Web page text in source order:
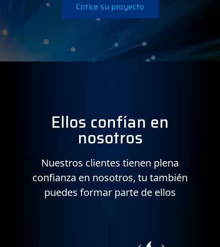
Cotice su proyecto
Ellos confían en
nosotros
Nuestros clientes tienen plena
confianza en nosotros, tu también
puedes formar parte de ellos